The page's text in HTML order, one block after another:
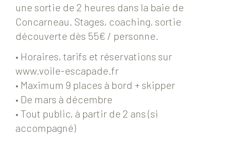
une sortie de 2 heures dans la baie de
Concarneau. Stages, coaching, sortie
découverte dès 55€ / personne.
• Horaires, tarifs et réservations sur
www.voile-escapade.fr
• Maximum 9 places à bord + skipper
• De mars à décembre
• Tout public, à partir de 2 ans (si
accompagné)